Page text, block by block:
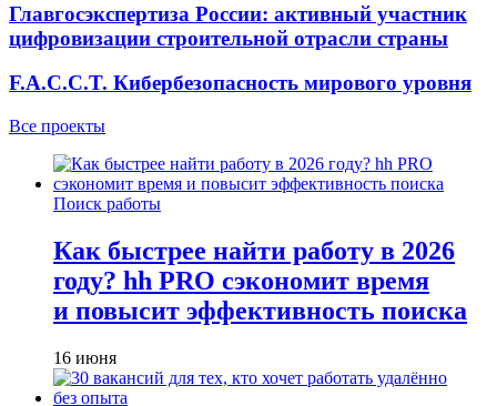
Главгосэкспертиза России: активный участник
цифровизации строительной отрасли страны
F.A.C.C.T. Кибербезопасность мирового уровня
Все проекты
Поиск работы
Как быстрее найти работу в 2026
году? hh PRO сэкономит время
и повысит эффективность поиска
16 июня